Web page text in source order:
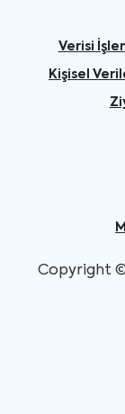
Verisi
Kişisel
Copyright ©